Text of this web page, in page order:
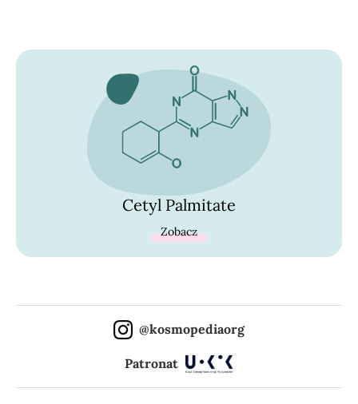
Cetyl Palmitate
Zobacz
@kosmopediaorg
Patronat